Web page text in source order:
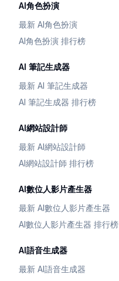
AI角色扮演
最新 AI角色扮演
AI角色扮演 排行榜
AI 筆記生成器
最新 AI 筆記生成器
AI 筆記生成器 排行榜
AI網站設計師
最新 AI網站設計師
AI網站設計師 排行榜
AI數位人影片產生器
最新 AI數位人影片產生器
AI數位人影片產生器 排行榜
AI語音生成器
最新 AI語音生成器